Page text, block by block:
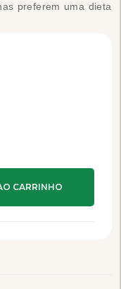
preferem uma dieta